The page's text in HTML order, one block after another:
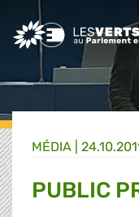
Greens/EFA Home
MÉDIA
PUBLIC